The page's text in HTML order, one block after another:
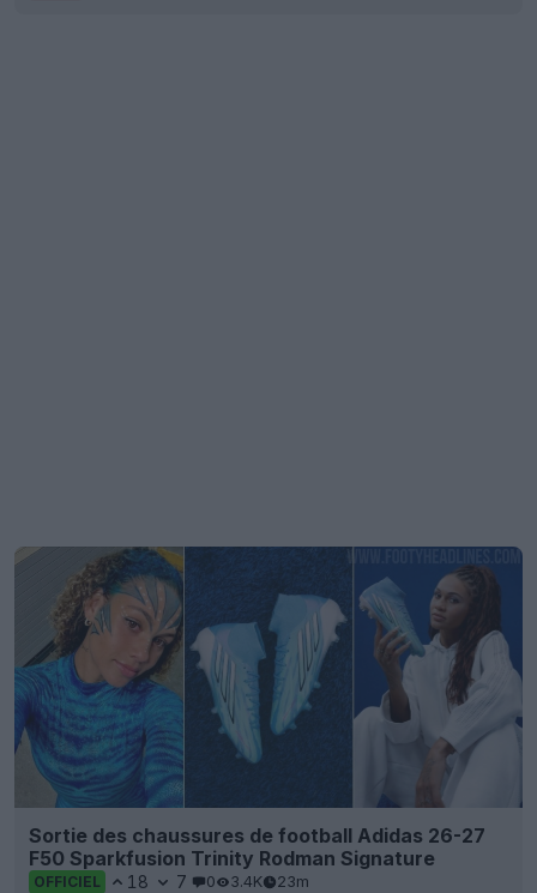
Sortie des chaussures de football Adidas 26-27
F50 Sparkfusion Trinity Rodman Signature
OFFICIEL 18 7 0 3.4K 23m